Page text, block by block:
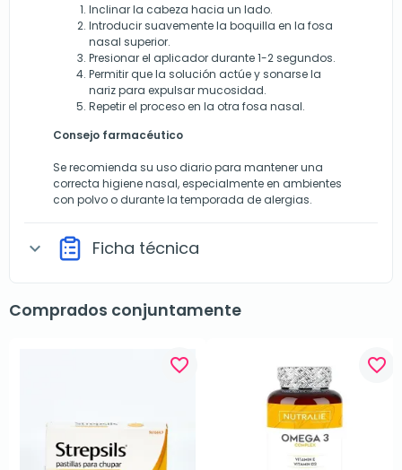
Inclinar la cabeza hacia un lado.
Introducir suavemente la boquilla en la fosa
nasal superior.
Presionar el aplicador durante 1-2 segundos.
Permitir que la solución actúe y sonarse la
nariz para expulsar mucosidad.
Repetir el proceso en la otra fosa nasal.
Consejo farmacéutico
Se recomienda su uso diario para mantener una
correcta higiene nasal, especialmente en ambientes
con polvo o durante la temporada de alergias.
expand_more Ficha técnica
Comprados conjuntamente
favorite_border favorite_border